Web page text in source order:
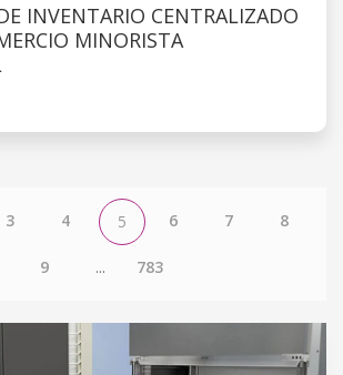
INVENTARIO CENTRALIZADO
MINORISTA
3 4 5 6 7 8
9 ... 783